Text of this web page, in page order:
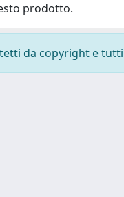
prodotto.
da copyright e